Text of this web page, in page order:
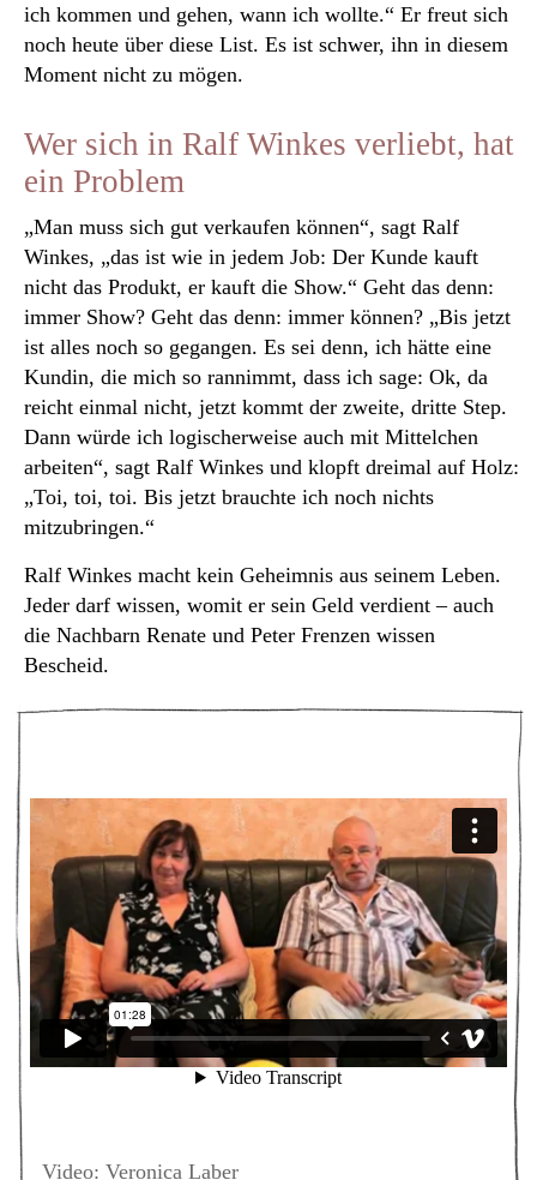
ich kommen und gehen, wann ich wollte.“ Er freut sich
noch heute über diese List. Es ist schwer, ihn in diesem
Moment nicht zu mögen.
Wer sich in Ralf Winkes verliebt, hat
ein Problem
„Man muss sich gut verkaufen können“, sagt Ralf
Winkes, „das ist wie in jedem Job: Der Kunde kauft
nicht das Produkt, er kauft die Show.“ Geht das denn:
immer Show? Geht das denn: immer können? „Bis jetzt
ist alles noch so gegangen. Es sei denn, ich hätte eine
Kundin, die mich so rannimmt, dass ich sage: Ok, da
reicht einmal nicht, jetzt kommt der zweite, dritte Step.
Dann würde ich logischerweise auch mit Mittelchen
arbeiten“, sagt Ralf Winkes und klopft dreimal auf Holz:
„Toi, toi, toi. Bis jetzt brauchte ich noch nichts
mitzubringen.“
Ralf Winkes macht kein Geheimnis aus seinem Leben.
Jeder darf wissen, womit er sein Geld verdient – auch
die Nachbarn Renate und Peter Frenzen wissen
Bescheid.
Video: Veronica Laber